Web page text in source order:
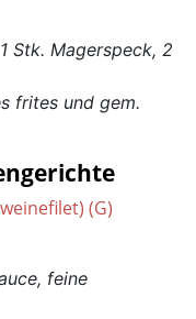
Stk. Magerspeck, 2
frites und gem.
(G)
feine